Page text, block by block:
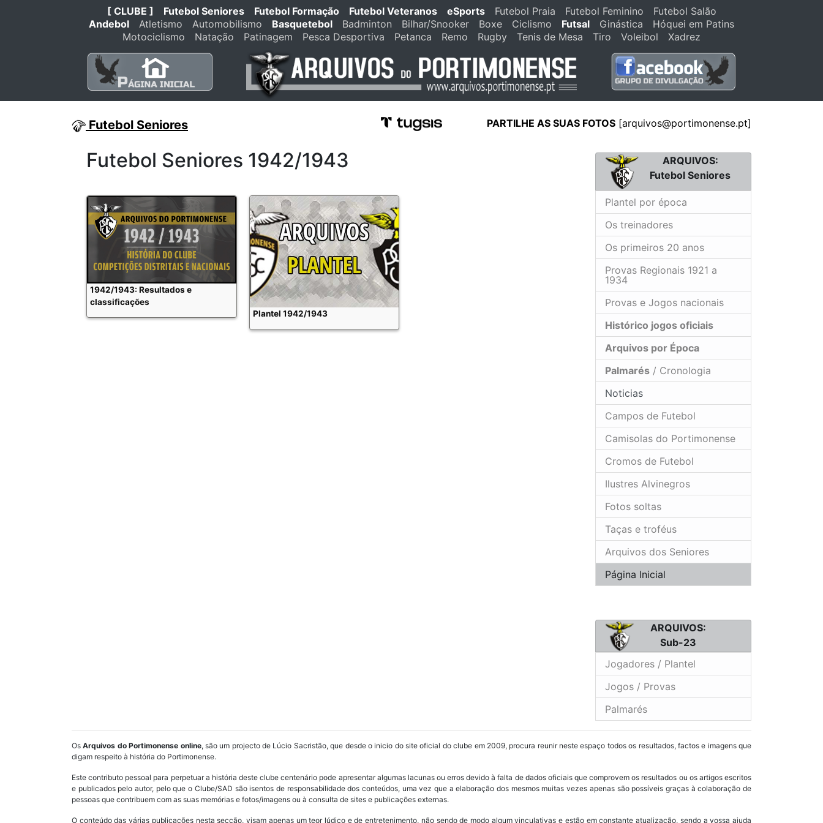
[ CLUBE ] Futebol Seniores Futebol Formação Futebol Veteranos eSports Futebol Praia Futebol Feminino
Futebol Salão
Andebol
Atletismo Automobilismo Basquetebol Badminton Bilhar/Snooker Boxe Ciclismo Futsal Ginástica
Hóquei em Patins
Motociclismo
Natação Patinagem Pesca Desportiva Petanca Remo Rugby Tenis de Mesa Tiro Voleibol Xadrez
Futebol Seniores PARTILHE AS SUAS FOTOS [arquivos@portimonense.pt]
ARQUIVOS:
Futebol Seniores
Plantel por época
Os treinadores
Os primeiros 20 anos
Provas Regionais 1921 a
1934
Provas e Jogos nacionais
Histórico jogos oficiais
Arquivos por Época
Palmarés / Cronologia
Noticias
Campos de Futebol
Camisolas do Portimonense
Cromos de Futebol
Ilustres Alvinegros
Fotos soltas
Taças e troféus
Arquivos dos Seniores
Página Inicial
ARQUIVOS:
Sub-23
Jogadores / Plantel
Jogos / Provas
Palmarés
Futebol Seniores 1942/1943
1942/1943: Resultados e
classificações
Plantel 1942/1943
OsArquivos do Portimonense online, são um projecto de Lúcio Sacristão, que desde o inicio do site oficial do clube em 2009, procura reunir neste espaço todos os resultados, factos e imagens que
digam respeito à história do Portimonense.
Este contributo pessoal para perpetuar a história deste clube centenário pode apresentar algumas lacunas ou erros devido à falta de dados oficiais que comprovem os resultados ou os artigos escritos
e publicados pelo autor, pelo que o Clube/SAD são isentos de responsabilidade dos conteúdos, uma vez que a elaboração dos mesmos muitas vezes apenas são possíveis graças à colaboração de
pessoas que contribuem com as suas memórias e fotos/imagens ou à consulta de sites e publicações externas.
O conteúdo das várias publicações nesta secção, visam apenas um teor lúdico e de entretenimento, não sendo de modo algum vinculativas e estão em constante atualização, sendo a vossa ajuda